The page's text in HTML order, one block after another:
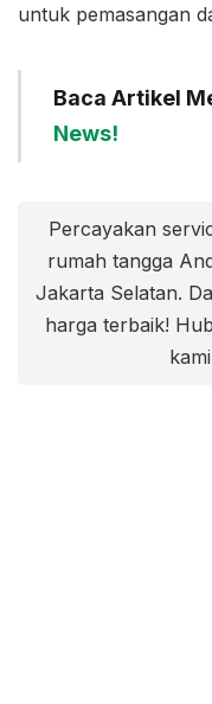
untuk pemasangan
Baca Artikel
News!
Percayakan
rumah tangga
Jakarta Selatan.
harga terbaik!